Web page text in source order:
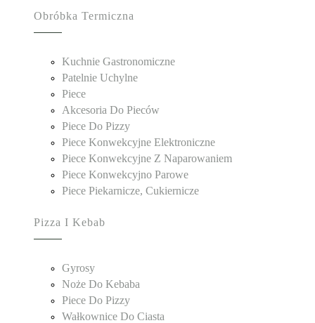
Obróbka Termiczna
Kuchnie Gastronomiczne
Patelnie Uchylne
Piece
Akcesoria Do Pieców
Piece Do Pizzy
Piece Konwekcyjne Elektroniczne
Piece Konwekcyjne Z Naparowaniem
Piece Konwekcyjno Parowe
Piece Piekarnicze, Cukiernicze
Pizza I Kebab
Gyrosy
Noże Do Kebaba
Piece Do Pizzy
Wałkownice Do Ciasta